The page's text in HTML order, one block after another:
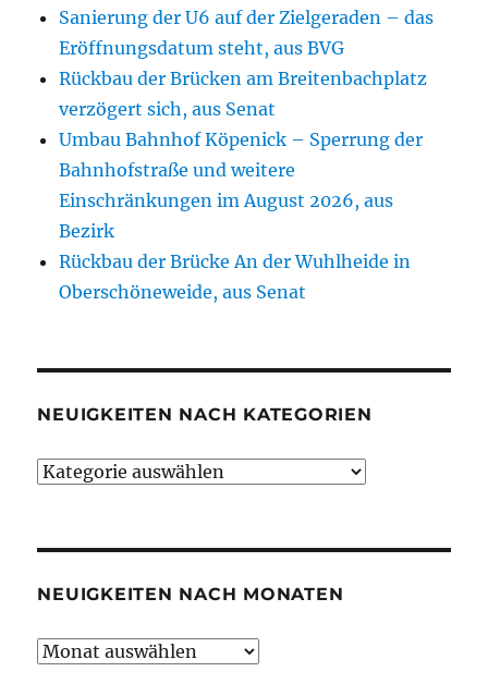
Sanierung der U6 auf der Zielgeraden – das
Eröffnungsdatum steht, aus BVG
Rückbau der Brücken am Breitenbachplatz
verzögert sich, aus Senat
Umbau Bahnhof Köpenick – Sperrung der
Bahnhofstraße und weitere
Einschränkungen im August 2026, aus
Bezirk
Rückbau der Brücke An der Wuhlheide in
Oberschöneweide, aus Senat
NEUIGKEITEN NACH KATEGORIEN
Neuigkeiten
NEUIGKEITEN NACH MONATEN
Neuigkeiten